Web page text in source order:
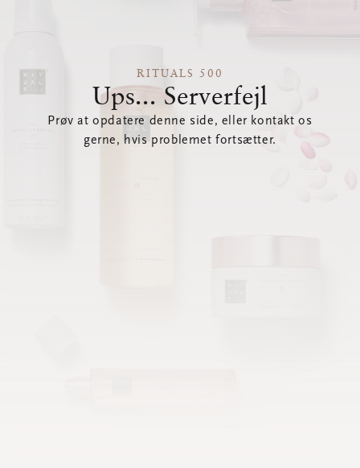
RITUALS 500
Ups... Serverfejl
Prøv at opdatere denne side, eller kontakt os
gerne, hvis problemet fortsætter.